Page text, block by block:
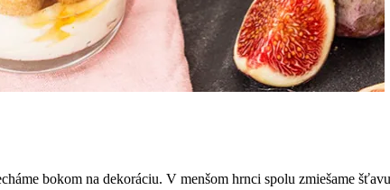
bokom na dekoráciu. V menšom hrnci spolu zmiešame